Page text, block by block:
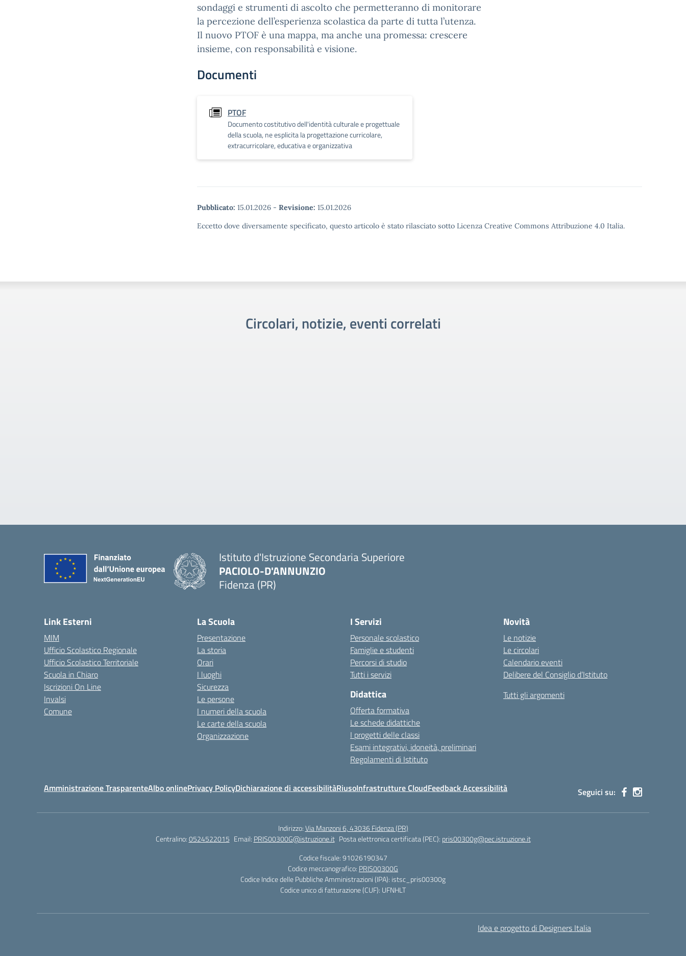
sondaggi e strumenti di ascolto che permetteranno di monitorare
la percezione dell’esperienza scolastica da parte di tutta l’utenza.
Il nuovo PTOF è una mappa, ma anche una promessa: crescere
insieme, con responsabilità e visione.
Documenti
PTOF
Documento costitutivo dell'identità culturale e progettuale
della scuola, ne esplicita la progettazione curricolare,
extracurricolare, educativa e organizzativa
Pubblicato: 15.01.2026 - Revisione: 15.01.2026
Eccetto dove diversamente specificato, questo articolo è stato rilasciato sotto Licenza Creative Commons Attribuzione 4.0 Italia.
Circolari, notizie, eventi correlati
Istituto d'Istruzione Secondaria Superiore
PACIOLO-D'ANNUNZIO
Fidenza (PR)
Link Esterni
MIM
Ufficio Scolastico Regionale
Ufficio Scolastico Territoriale
Scuola in Chiaro
Iscrizioni On Line
Invalsi
Comune
La Scuola
Presentazione
La storia
Orari
I luoghi
Sicurezza
Le persone
I numeri della scuola
Le carte della scuola
Organizzazione
I Servizi
Personale scolastico
Famiglie e studenti
Percorsi di studio
Tutti i servizi
Didattica
Offerta formativa
Le schede didattiche
I progetti delle classi
Esami integrativi, idoneità, preliminari
Regolamenti di Istituto
Novità
Le notizie
Le circolari
Calendario eventi
Delibere del Consiglio d’Istituto
Tutti gli argomenti
Amministrazione TrasparenteAlbo onlinePrivacy PolicyDichiarazione di accessibilitàRiusoInfrastrutture CloudFeedback Accessibilità Seguici su:
Indirizzo:Via Manzoni 6, 43036 Fidenza (PR)
Centralino:0524522015 Email: PRIS00300G@istruzione.it Posta elettronica certificata (PEC): pris00300g@pec.istruzione.it
Codice fiscale: 91026190347
Codice meccanografico: PRIS00300G
Codice Indice delle Pubbliche Amministrazioni (IPA): istsc_pris00300g
Codice unico di fatturazione (CUF): UFNHLT
Idea e progetto di Designers Italia